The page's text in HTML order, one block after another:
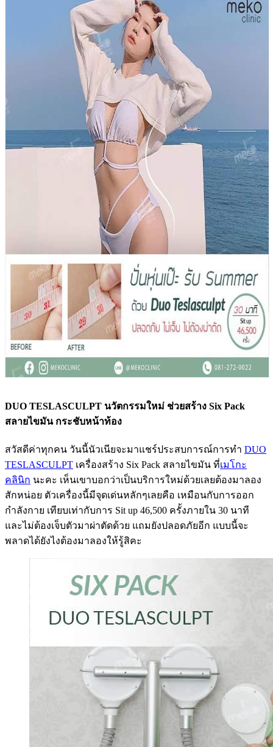
DUO TESLASCULPT นวัตกรรมใหม่ ช่วยสร้าง Six Pack
สลายไขมัน กระชับหน้าท้อง
สวัสดีค่าทุกคน วันนี้นัวเนียจะมาแชร์ประสบการณ์การทำ DUO
TESLASCULPT เครื่องสร้าง Six Pack สลายไขมัน ที่เมโกะ
คลินิก นะคะ เห็นเขาบอกว่าเป็นบริการใหม่ด้วยเลยต้องมาลอง
สักหน่อย ตัวเครื่องนี้มีจุดเด่นหลักๆเลยคือ เหมือนกับการออก
กำลังกาย เทียบเท่ากับการ Sit up 46,500 ครั้งภายใน 30 นาที
และไม่ต้องเจ็บตัวมาผ่าตัดด้วย แถมยังปลอดภัยอีก แบบนี้จะ
พลาดได้ยังไงต้องมาลองให้รู้สิคะ